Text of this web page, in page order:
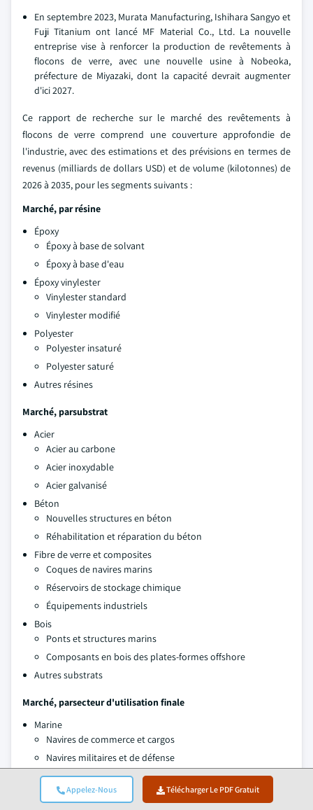
Appelez-Nous Télécharger Le PDF Gratuit
En septembre 2023, Murata Manufacturing, Ishihara Sangyo et
Fuji Titanium ont lancé MF Material Co., Ltd. La nouvelle
entreprise vise à renforcer la production de revêtements à
flocons de verre, avec une nouvelle usine à Nobeoka,
préfecture de Miyazaki, dont la capacité devrait augmenter
d'ici 2027.
Ce rapport de recherche sur le marché des revêtements à
flocons de verre comprend une couverture approfondie de
l'industrie, avec des estimations et des prévisions en termes de
revenus (milliards de dollars USD) et de volume (kilotonnes) de
2026 à 2035, pour les segments suivants :
Marché, par résine
Époxy
Époxy à base de solvant
Époxy à base d'eau
Époxy vinylester
Vinylester standard
Vinylester modifié
Polyester
Polyester insaturé
Polyester saturé
Autres résines
Marché, parsubstrat
Acier
Acier au carbone
Acier inoxydable
Acier galvanisé
Béton
Nouvelles structures en béton
Réhabilitation et réparation du béton
Fibre de verre et composites
Coques de navires marins
Réservoirs de stockage chimique
Équipements industriels
Bois
Ponts et structures marins
Composants en bois des plates-formes offshore
Autres substrats
Marché, parsecteur d'utilisation finale
Marine
Navires de commerce et cargos
Navires militaires et de défense
Plates-formes et installations offshore
Yachts et bateaux de plaisance